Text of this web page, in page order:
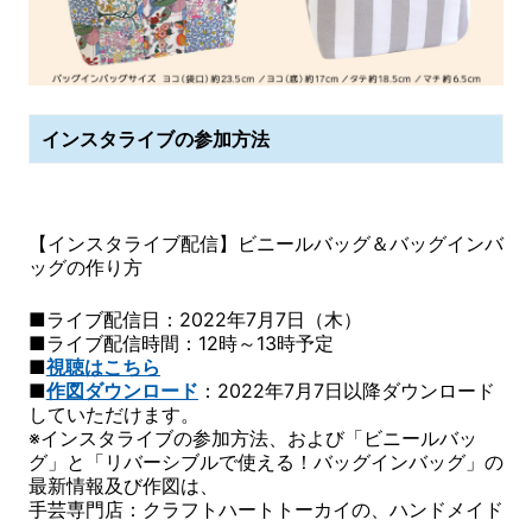
インスタライブの参加方法
【インスタライブ配信】ビニールバッグ＆バッグインバ
ッグの作り方
■ライブ配信日：2022年7月7日（木）
■ライブ配信時間：12時～13時予定
■視聴はこちら
■作図ダウンロード ：2022年7月7日以降ダウンロード
していただけます。
※インスタライブの参加方法、および「ビニールバッ
グ」と「リバーシブルで使える！バッグインバッグ」の
最新情報及び作図は、
手芸専門店：クラフトハートトーカイの、ハンドメイド